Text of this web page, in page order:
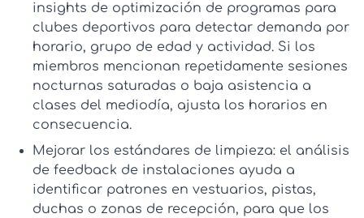
insights de optimización de programas para
clubes deportivos para detectar demanda por
horario, grupo de edad y actividad. Si los
miembros mencionan repetidamente sesiones
nocturnas saturadas o baja asistencia a
clases del mediodía, ajusta los horarios en
consecuencia.
Mejorar los estándares de limpieza: el análisis
de feedback de instalaciones ayuda a
identificar patrones en vestuarios, pistas,
duchas o zonas de recepción, para que los